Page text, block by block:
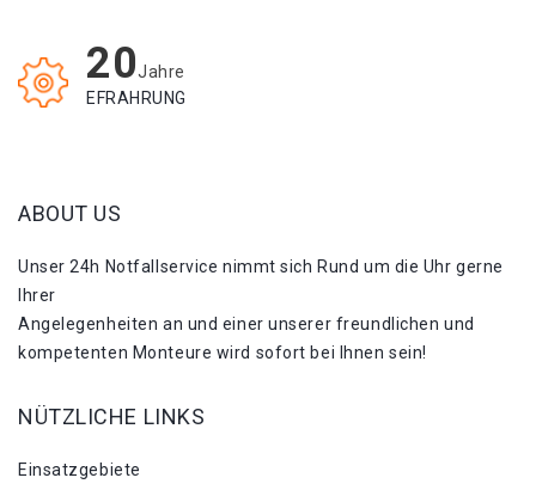
20Jahre
EFRAHRUNG
ABOUT US
Unser 24h Notfallservice nimmt sich Rund um die Uhr gerne
Ihrer
Angelegenheiten an und einer unserer freundlichen und
kompetenten Monteure wird sofort bei Ihnen sein!
NÜTZLICHE LINKS
Einsatzgebiete